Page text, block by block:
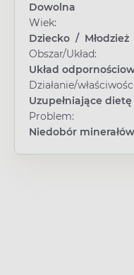
Dowolna
Wiek:
Dziecko / Młodzież
Obszar/Układ:
Układ
Działanie/
Uzupełniające dietę
Problem:
Niedobór minerałów